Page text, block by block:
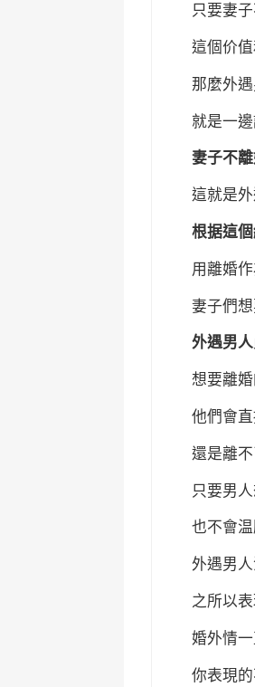
只要妻
這個价
那麼外
就是一
妻子不
這就是
根据這
用離婚
妻子們
外遇男
想要離
他們會
還是離
只要男
也不會
外遇男
之所以
婚外情
你表現